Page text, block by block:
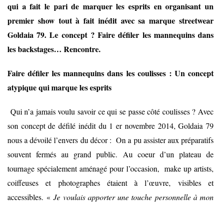
qui a fait le pari de marquer les esprits en organisant un
premier show tout à fait inédit avec sa marque streetwear
Goldaia 79. Le concept ? Faire défiler les mannequins dans
les backstages… Rencontre.
Faire défiler les mannequins dans les coulisses : Un concept
atypique qui marque les esprits
Qui n’a jamais voulu savoir ce qui se passe côté coulisses ? Avec
son concept de défilé inédit du 1 er novembre 2014, Goldaia 79
nous a dévoilé l’envers du décor : On a pu assister aux préparatifs
souvent fermés au grand public. Au coeur d’un plateau de
tournage spécialement aménagé pour l’occasion, make up artists,
coiffeuses et photographes étaient à l’œuvre, visibles et
accessibles. «Je voulais apporter une touche personnelle à mon